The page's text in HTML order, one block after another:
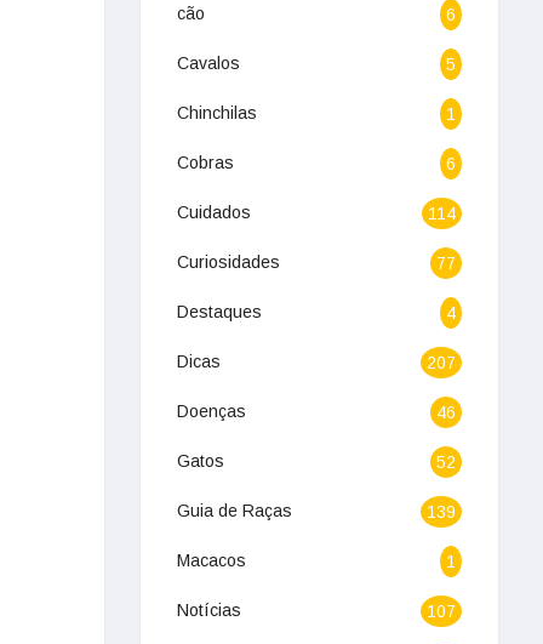
cão 6
Cavalos 5
Chinchilas 1
Cobras 6
Cuidados 114
Curiosidades 77
Destaques 4
Dicas 207
Doenças 46
Gatos 52
Guia de Raças 139
Macacos 1
Notícias 107